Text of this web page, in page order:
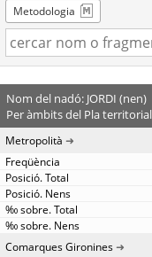
Metodologia
Nom del nadó: JORDI (nen)
Per àmbits del Pla
Metropolità
Comarques Gironines